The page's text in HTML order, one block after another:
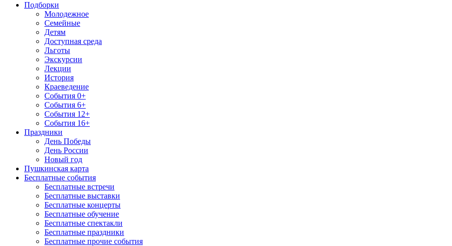
Подборки
Молодежное
Семейные
Детям
Доступная среда
Льготы
Экскурсии
Лекции
История
Краеведение
События 0+
События 6+
События 12+
События 16+
Праздники
День Победы
День России
Новый год
Пушкинская карта
Бесплатные события
Бесплатные встречи
Бесплатные выставки
Бесплатные концерты
Бесплатные обучение
Бесплатные спектакли
Бесплатные праздники
Бесплатные прочие события